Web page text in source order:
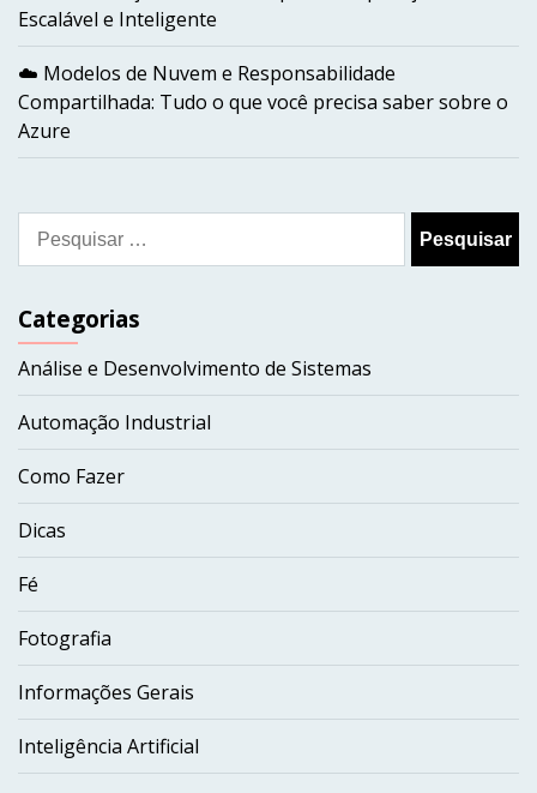
Escalável e Inteligente
☁️ Modelos de Nuvem e Responsabilidade
Compartilhada: Tudo o que você precisa saber sobre o
Azure
Pesquisar
por:
Categorias
Análise e Desenvolvimento de Sistemas
Automação Industrial
Como Fazer
Dicas
Fé
Fotografia
Informações Gerais
Inteligência Artificial